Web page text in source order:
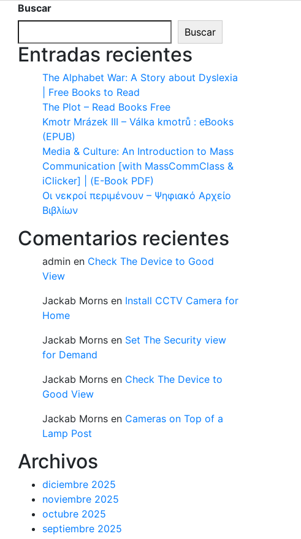
Buscar
Buscar
Entradas recientes
The Alphabet War: A Story about Dyslexia
| Free Books to Read
The Plot – Read Books Free
Kmotr Mrázek III – Válka kmotrů : eBooks
(EPUB)
Media & Culture: An Introduction to Mass
Communication [with MassCommClass &
iClicker] | (E-Book PDF)
Οι νεκροί περιμένουν – Ψηφιακό Αρχείο
Βιβλίων
Comentarios recientes
admin en Check The Device to Good
View
Jackab Morns en Install CCTV Camera for
Home
Jackab Morns en Set The Security view
for Demand
Jackab Morns en Check The Device to
Good View
Jackab Morns en Cameras on Top of a
Lamp Post
Archivos
diciembre 2025
noviembre 2025
octubre 2025
septiembre 2025